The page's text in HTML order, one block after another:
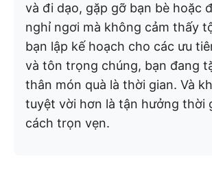
và đi dạo, gặp gỡ bạn bè hoặc
nghỉ ngơi mà không cảm thấy
bạn lập kế hoạch cho các ưu
và tôn trọng chúng, bạn đang
thân món quà là thời gian. Và
tuyệt vời hơn là tận hưởng thời
cách trọn vẹn.